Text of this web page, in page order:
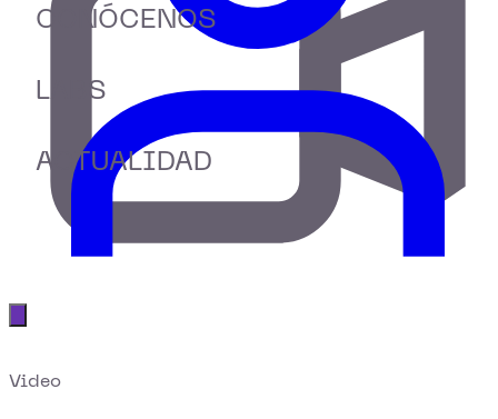
CONÓCENOS
LABS
ACTUALIDAD
Video